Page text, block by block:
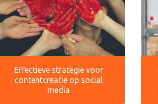
Effectieve strategie voor
contentcreatie op social
media